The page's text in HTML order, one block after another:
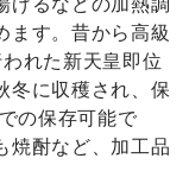
ます。昔から高級
れた新天皇即位
冬に収穫され、保
の保存可能で
焼酎など、加工品